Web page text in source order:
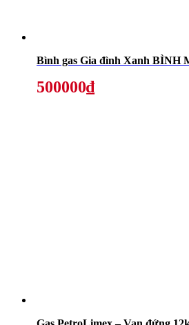
Bình gas Gia đình Xanh BÌNH
500000₫